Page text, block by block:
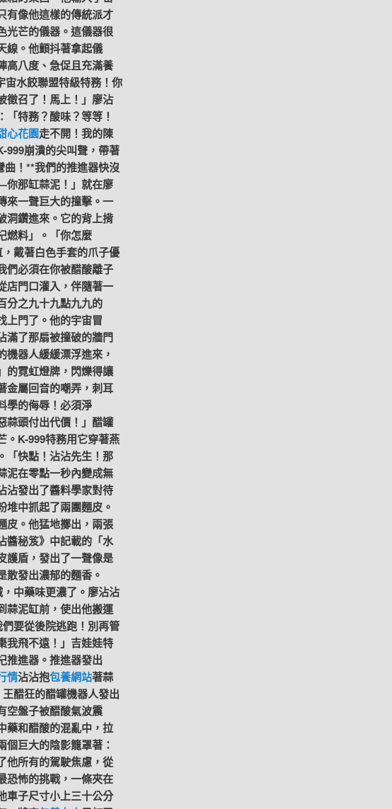
有像他這樣的傳統派才
光芒的儀器。這儀器很
線。他顫抖著拿起儀
八度、急促且充滿養
宙水餃聯盟特級特務！你
徵召了！馬上！」廖沾
特務？酸味？等等！
心花園走不開！我的陳
999崩潰的尖叫聲，帶著
！**我們的推進器快沒
那缸蒜泥！」就在廖
來一聲巨大的撞擊。一
洞鑽進來。它的背上揹
燃料」。「你怎麼
戴著白色手套的爪子優
們必須在你被醋酸離子
店門口灌入，伴隨著一
分之九十九點九九的
上門了。他的宇宙冒
滿了那扇被撞破的牆門
器人緩緩漂浮進來，
的霓虹燈牌，閃爍得讓
金屬回音的嘲弄，刺耳
學的侮辱！必須淨
蒜頭付出代價！」醋罐
。K-999特務用它穿著燕
「快點！沾沾先生！那
泥在零點一秒內變成無
沾發出了醬料學家對待
中抓起了兩團麵皮。
皮。他猛地擲出，兩張
醬秘笈》中記載的「水
護盾，發出了一聲像是
散發出濃郁的麵香。
中藥味更濃了。廖沾沾
蒜泥缸前，使出他搬運
要從後院逃跑！別再管
我飛不遠！」吉娃娃特
推進器。推進器發出
情沾沾抱包養網站著蒜
醋狂的醋罐機器人發出
空盤子被醋酸氣波震
藥和醋酸的混亂中，拉
巨大的陰影籠罩著：
他所有的駕駛焦慮，從
恐怖的挑戰，一條夾在
車子尺寸小上三十公分